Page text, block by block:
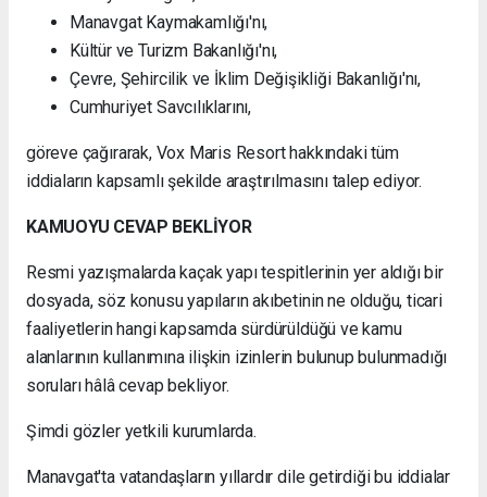
Manavgat Kaymakamlığı'nı,
Kültür ve Turizm Bakanlığı'nı,
Çevre, Şehircilik ve İklim Değişikliği Bakanlığı'nı,
Cumhuriyet Savcılıklarını,
göreve çağırarak, Vox Maris Resort hakkındaki tüm
iddiaların kapsamlı şekilde araştırılmasını talep ediyor.
KAMUOYU CEVAP BEKLİYOR
Resmi yazışmalarda kaçak yapı tespitlerinin yer aldığı bir
dosyada, söz konusu yapıların akıbetinin ne olduğu, ticari
faaliyetlerin hangi kapsamda sürdürüldüğü ve kamu
alanlarının kullanımına ilişkin izinlerin bulunup bulunmadığı
soruları hâlâ cevap bekliyor.
Şimdi gözler yetkili kurumlarda.
Manavgat'ta vatandaşların yıllardır dile getirdiği bu iddialar